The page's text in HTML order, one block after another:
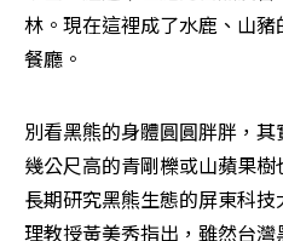
林。現在這裡成了水鹿、山
餐廳。
別看黑熊的身體圓圓胖胖，
幾公尺高的青剛櫟或山蘋果
長期研究黑熊生態的屏東科
理教授黃美秀指出，雖然台